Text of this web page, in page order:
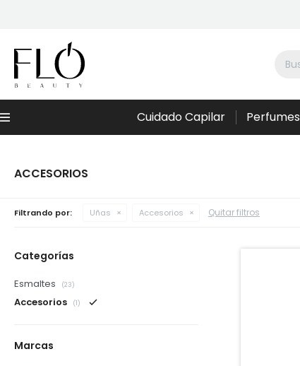
Menú Cuidado Capilar Perfumes
ACCESORIOS
Filtrando por: Uñas Accesorios Quitar filtros
Categorías
Esmaltes (23)
Accesorios (1)
Marcas